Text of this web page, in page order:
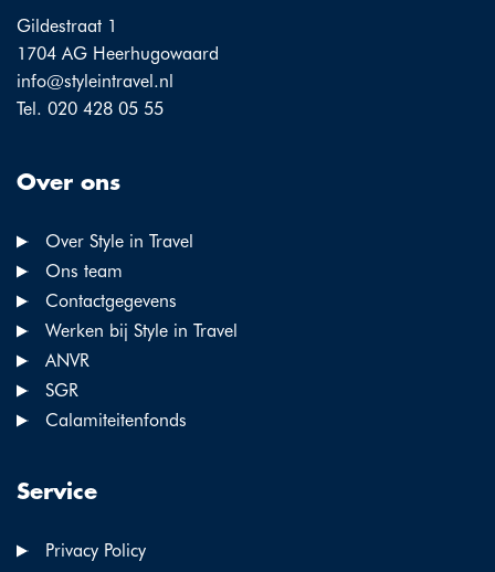
Gildestraat 1
1704 AG Heerhugowaard
info@styleintravel.nl
Tel. 020 428 05 55
Over ons
Over Style in Travel
Ons team
Contactgegevens
Werken bij Style in Travel
ANVR
SGR
Calamiteitenfonds
Service
Privacy Policy